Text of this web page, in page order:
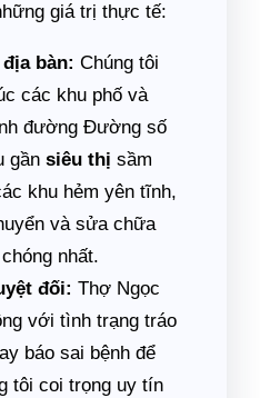
giá trị thực tế:
bàn: Chúng tôi
các khu phố và
đường Đường số
gần siêu thị sầm
khu hẻm yên tĩnh,
và sửa chữa
nhất.
đối: Thợ Ngọc
với tình trạng tráo
báo sai bệnh để
tôi coi trọng uy tín